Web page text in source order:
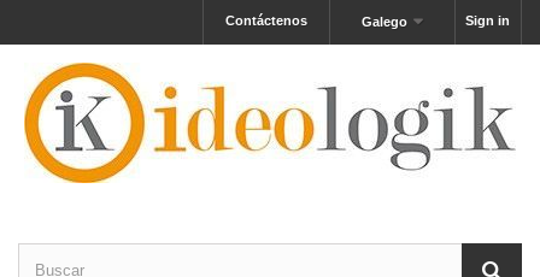
Sign in
Galego
Contáctenos